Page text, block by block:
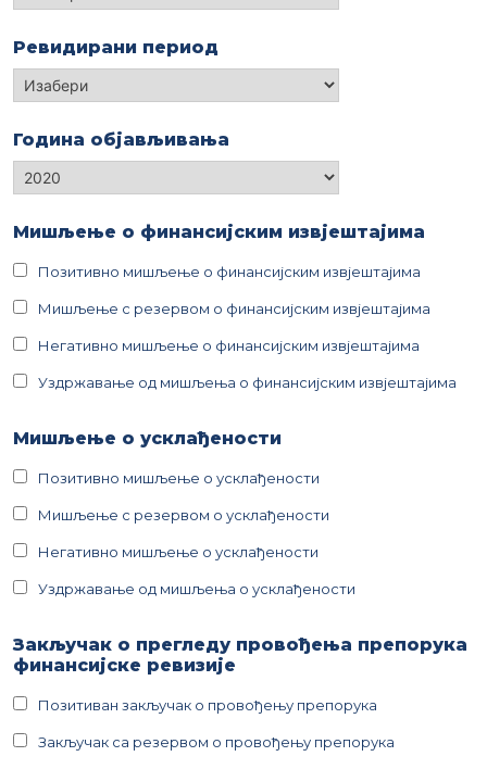
Ревидирани период
Година објављивања
Година
објављивања
Мишљење о финансијским извјештајима
Позитивно мишљење о финансијским извјештајима
Мишљење с резервом о финансијским извјештајима
Негативно мишљење о финансијским извјештајима
Уздржавање од мишљења о финансијским извјештајима
Мишљење о усклађености
Позитивно мишљење о усклађености
Мишљење с резервом о усклађености
Негативно мишљење о усклађености
Уздржавање од мишљења о усклађености
Закључак о прегледу провођења препорука
финансијске ревизије
Позитиван закључак о провођењу препорука
Закључак са резервом о провођењу препорука